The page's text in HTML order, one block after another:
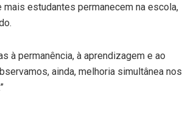
mais estudantes permanecem na escola,
à permanência, à aprendizagem e ao
ainda, melhoria simultânea nos